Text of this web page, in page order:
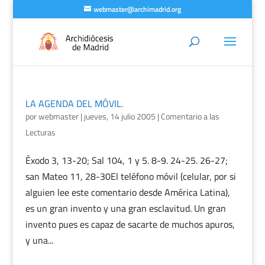
webmaster@archimadrid.org
LA AGENDA DEL MÓVIL.
porwebmaster| jueves, 14 julio 2005 |Comentario a las
Lecturas
Éxodo 3, 13-20; Sal 104, 1 y 5. 8-9. 24-25. 26-27;
san Mateo 11, 28-30El teléfono móvil (celular, por si
alguien lee este comentario desde América Latina),
es un gran invento y una gran esclavitud. Un gran
invento pues es capaz de sacarte de muchos apuros,
y una...